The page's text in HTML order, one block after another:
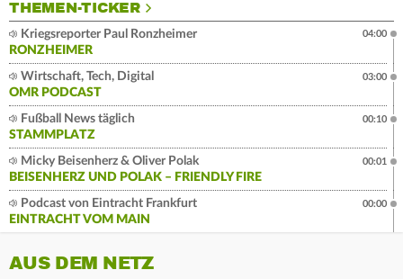
THEMEN-TICKER
Kriegsreporter Paul Ronzheimer
RONZHEIMER
04:00
Wirtschaft, Tech, Digital
OMR PODCAST
03:00
Fußball News täglich
STAMMPLATZ
00:10
Micky Beisenherz & Oliver Polak
BEISENHERZ UND POLAK – FRIENDLY FIRE
00:01
Podcast von Eintracht Frankfurt
EINTRACHT VOM MAIN
00:00
AUS DEM NETZ